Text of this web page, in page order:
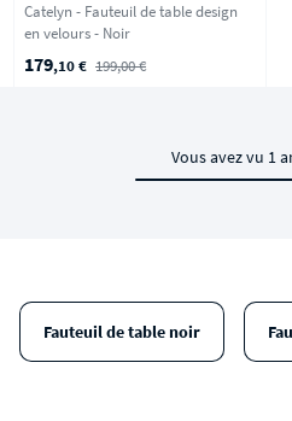
Catelyn - Fauteuil de table design
en velours - Noir
179,10 € 199,00 €
Vous avez vu 1
Fauteuil de table noir